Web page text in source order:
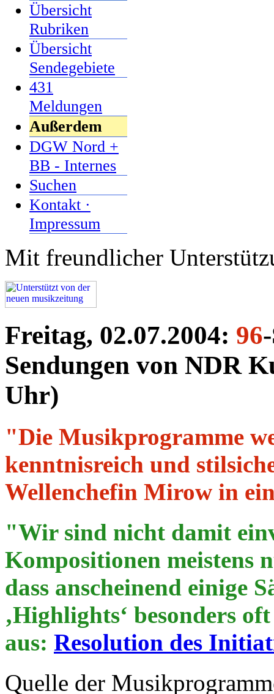
Übersicht
Rubriken
Übersicht
Sendegebiete
431
Meldungen
Außerdem
DGW Nord +
BB - Internes
Suchen
Kontakt ·
Impressum
Mit freundlicher
Freitag, 02.07.2004: 96
Sendungen von NDR
Uhr)
"Die Musikprogramme
kenntnisreich und
Wellenchefin Mirow in
"Wir sind nicht damit
Kompositionen meistens
dass anscheinend einige
‚Highlights‘ besonders
aus: Resolution des
Quelle der